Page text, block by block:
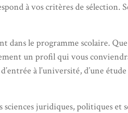
à vos critères de sélection.
dans le programme scolaire.
un profil qui vous
à l’université, d’une étude
juridiques, politiques et